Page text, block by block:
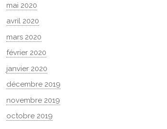
mai 2020
avril 2020
mars 2020
février 2020
janvier 2020
décembre 2019
novembre 2019
octobre 2019